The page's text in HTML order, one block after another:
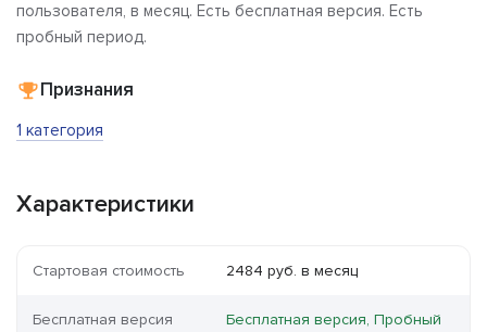
пользователя, в месяц. Есть бесплатная версия. Есть
пробный период.
Признания
1 категория
Характеристики
Стартовая стоимость 2484 руб. в месяц
Бесплатная версия
Бесплатная версия, Пробный